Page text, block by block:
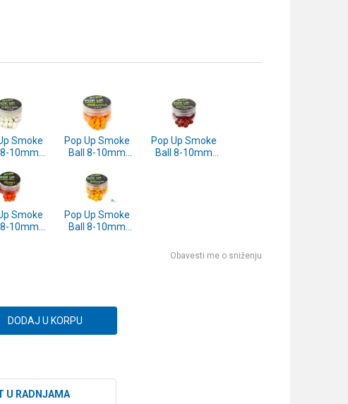
Smoke
8-10mm
Pop Up Smoke
Ball 8-10mm
(SP172918)
Pop Up Smoke
Ball 8-10mm
Smoke
8-10mm
Pop Up Smoke
Ball 8-10mm
Obavesti me o sniženju
DODAJ U KORPU
U RADNJAMA